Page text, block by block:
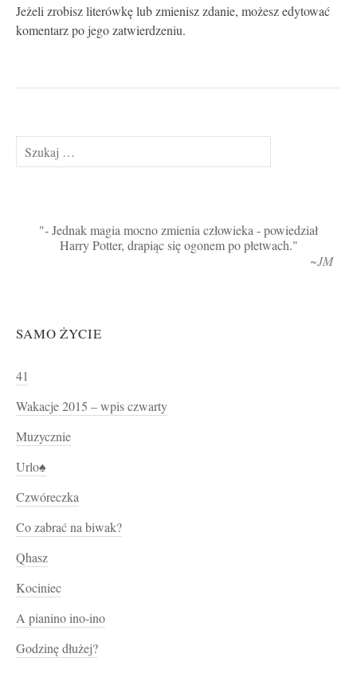
Jeżeli zrobisz literówkę lub zmienisz zdanie, możesz edytować
komentarz po jego zatwierdzeniu.
Szukaj:
- Jednak magia mocno zmienia człowieka - powiedział
Harry Potter, drapiąc się ogonem po płetwach.
~JM
SAMO ŻYCIE
41
Wakacje 2015 – wpis czwarty
Muzycznie
Urlo♠
Czwóreczka
Co zabrać na biwak?
Qhasz
Kociniec
A pianino ino-ino
Godzinę dłużej?